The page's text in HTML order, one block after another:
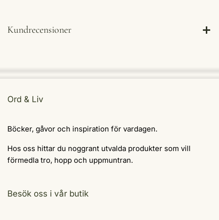
Kundrecensioner
Ord & Liv
Böcker, gåvor och inspiration för vardagen.
Hos oss hittar du noggrant utvalda produkter som vill
förmedla tro, hopp och uppmuntran.
Besök oss i vår butik